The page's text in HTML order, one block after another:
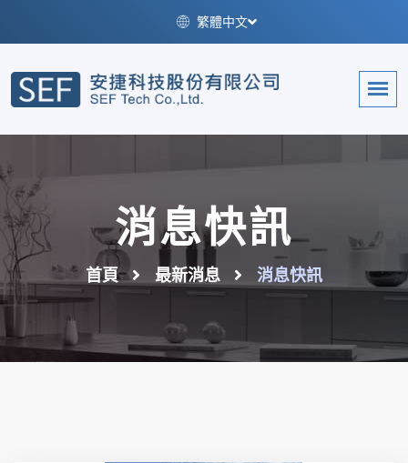
繁體中文
消息快訊
首頁 最新消息 消息快訊